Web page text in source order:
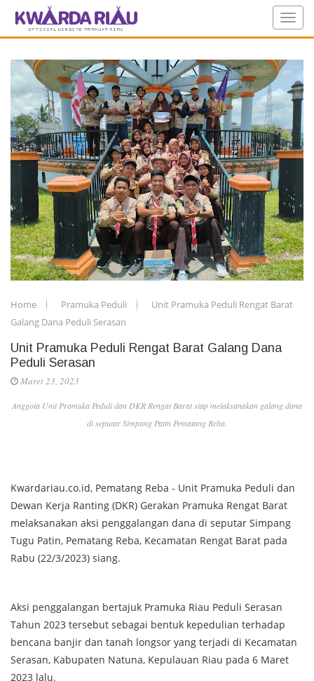
Home Pramuka Peduli
Unit Pramuka Peduli Rengat Barat
Galang Dana Peduli Serasan
Unit Pramuka Peduli Rengat Barat Galang Dana
Peduli Serasan
Maret 23, 2023
Anggota Unit Pramuka Peduli dan DKR Rengat Barat siap melaksanakan galang dana
di seputar Simpang Patin Pematang Reba.
Kwardariau.co.id, Pematang Reba - Unit Pramuka Peduli dan
Dewan Kerja Ranting (DKR) Gerakan Pramuka Rengat Barat
melaksanakan aksi penggalangan dana di seputar Simpang
Tugu Patin, Pematang Reba, Kecamatan Rengat Barat pada
Rabu (22/3/2023) siang.
Aksi penggalangan bertajuk Pramuka Riau Peduli Serasan
Tahun 2023 tersebut sebagai bentuk kepedulian terhadap
bencana banjir dan tanah longsor yang terjadi di Kecamatan
Serasan, Kabupaten Natuna, Kepulauan Riau pada 6 Maret
2023 lalu.